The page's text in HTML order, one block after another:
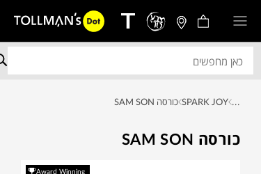
...
SPARK JOY כורסה SAM SON
כורסה SAM SON
Award Winning